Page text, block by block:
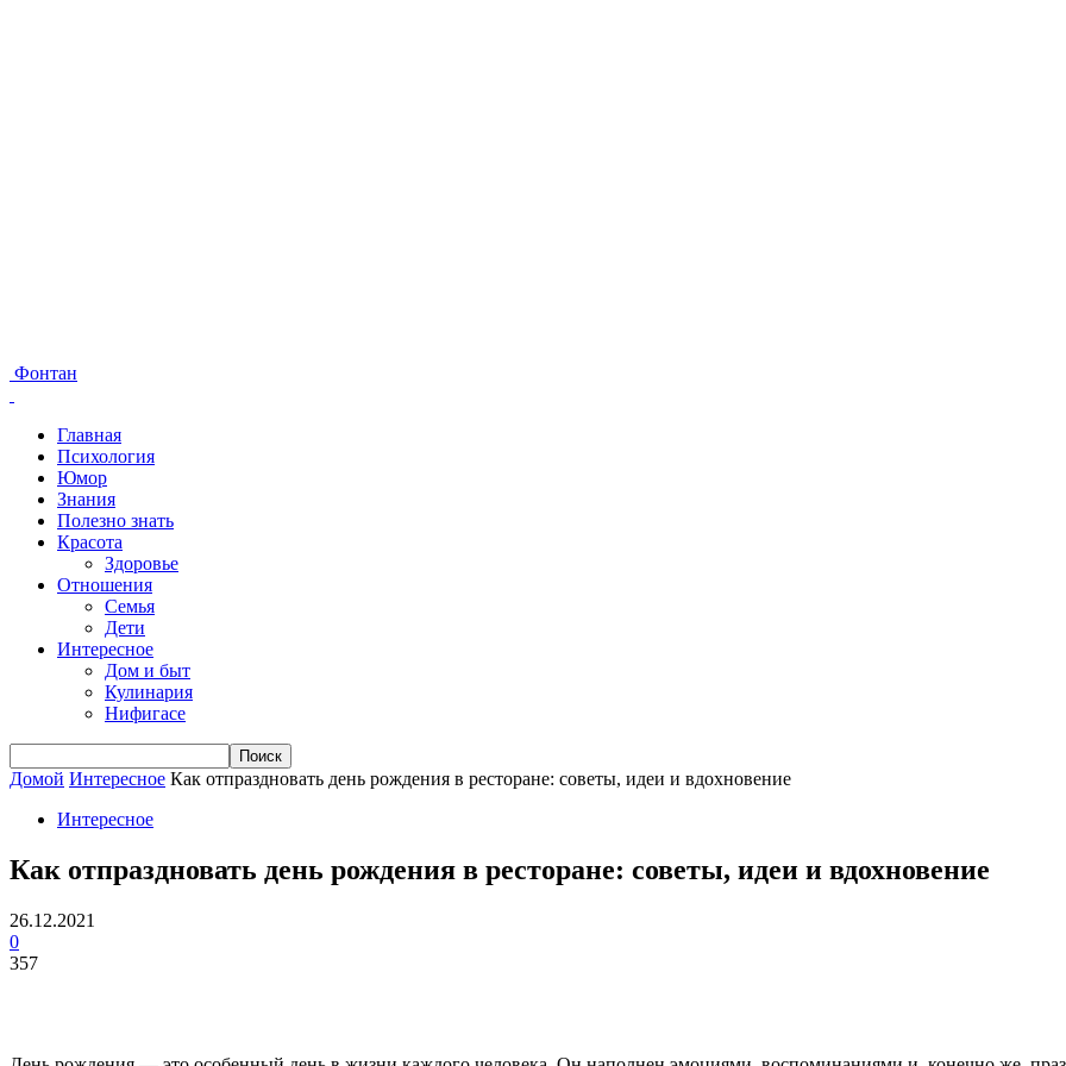
Фонтан
Главная
Психология
Юмор
Знания
Полезно знать
Красота
Здоровье
Отношения
Семья
Дети
Интересное
Дом и быт
Кулинария
Нифигасе
Домой Интересное Как отпраздновать день рождения в ресторане: советы, идеи и вдохновение
Интересное
Как отпраздновать день рождения в ресторане: советы, идеи и вдохновение
26.12.2021
0
357